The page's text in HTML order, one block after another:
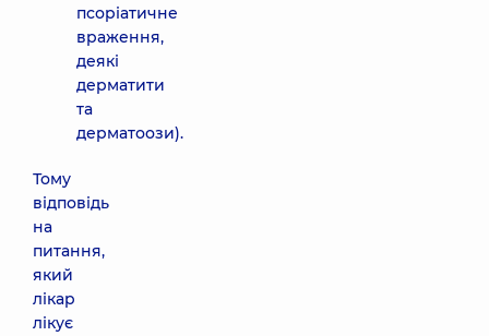
псоріатичне
враження,
деякі
дерматити
та
дерматоози).
Тому
відповідь
на
питання,
який
лікар
лікує